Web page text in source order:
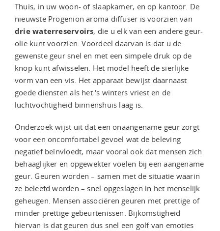
Thuis, in uw woon- of slaapkamer, en op kantoor. De
nieuwste Progenion aroma diffuser is voorzien van
drie waterreservoirs, die u elk van een andere geur-
olie kunt voorzien. Voordeel daarvan is dat u de
gewenste geur snel en met een simpele druk op de
knop kunt afwisselen. Het model heeft de sierlijke
vorm van een vis. Het apparaat bewijst daarnaast
goede diensten als het ‘s winters vriest en de
luchtvochtigheid binnenshuis laag is.
Onderzoek wijst uit dat een onaangename geur zorgt
voor een oncomfortabel gevoel wat de beleving
negatief beïnvloedt, maar vooral ook dat mensen zich
behaaglijker en opgewekter voelen bij een aangename
geur. Geuren worden – samen met de situatie waarin
ze beleefd worden – snel opgeslagen in het menselijk
geheugen. Mensen associëren geuren met prettige of
minder prettige gebeurtenissen. Bijkomstigheid
hiervan is dat geuren dus snel een golf van emoties